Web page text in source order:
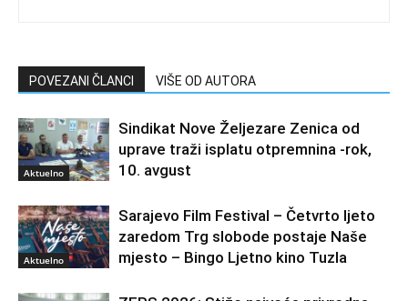
POVEZANI ČLANCI VIŠE OD AUTORA
Aktuelno
Sindikat Nove Željezare Zenica od
uprave traži isplatu otpremnina -rok,
10. avgust
Aktuelno
Sarajevo Film Festival – Četvrto ljeto
zaredom Trg slobode postaje Naše
mjesto – Bingo Ljetno kino Tuzla